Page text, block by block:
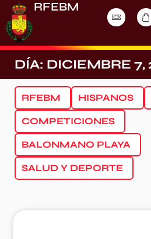
RFEBM
DÍA: DICIEMBRE 7,
RFEBM HISPANOS
COMPETICIONES
BALONMANO PLAYA
SALUD Y DEPORTE